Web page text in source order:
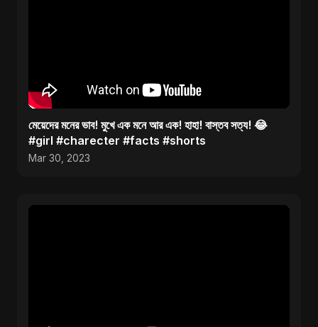
মেয়েদের মনের ভাব! মুখে এক মনে আর এক! হাহা! বাস্তব সত্য! 😂
#girl #charecter #facts #shorts
Mar 30, 2023